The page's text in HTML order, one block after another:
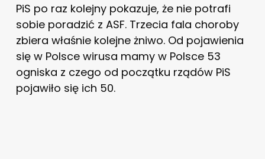
PiS po raz kolejny pokazuje, że nie potrafi
sobie poradzić z ASF. Trzecia fala choroby
zbiera właśnie kolejne żniwo. Od pojawienia
się w Polsce wirusa mamy w Polsce 53
ogniska z czego od początku rządów PiS
pojawiło się ich 50.